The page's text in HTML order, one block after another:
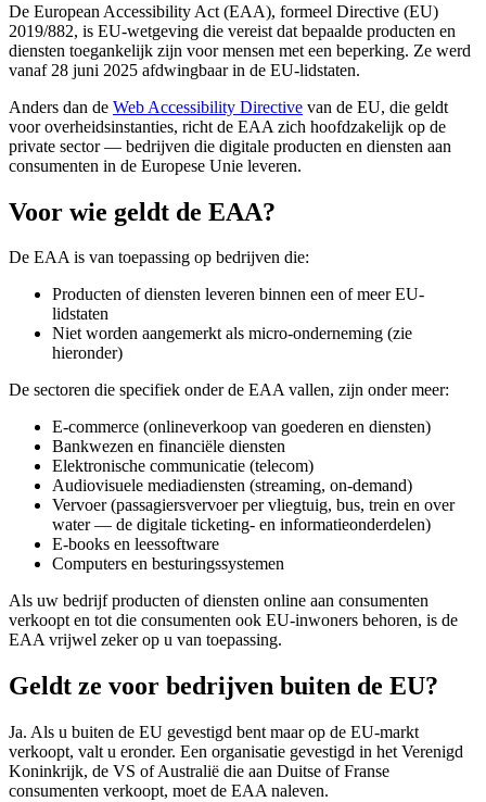
De European Accessibility Act (EAA), formeel Directive (EU)
2019/882, is EU-wetgeving die vereist dat bepaalde producten en
diensten toegankelijk zijn voor mensen met een beperking. Ze werd
vanaf 28 juni 2025 afdwingbaar in de EU-lidstaten.
Anders dan de Web Accessibility Directive van de EU, die geldt
voor overheidsinstanties, richt de EAA zich hoofdzakelijk op de
private sector — bedrijven die digitale producten en diensten aan
consumenten in de Europese Unie leveren.
Voor wie geldt de EAA?
De EAA is van toepassing op bedrijven die:
Producten of diensten leveren binnen een of meer EU-
lidstaten
Niet worden aangemerkt als micro-onderneming (zie
hieronder)
De sectoren die specifiek onder de EAA vallen, zijn onder meer:
E-commerce (onlineverkoop van goederen en diensten)
Bankwezen en financiële diensten
Elektronische communicatie (telecom)
Audiovisuele mediadiensten (streaming, on-demand)
Vervoer (passagiersvervoer per vliegtuig, bus, trein en over
water — de digitale ticketing- en informatieonderdelen)
E-books en leessoftware
Computers en besturingssystemen
Als uw bedrijf producten of diensten online aan consumenten
verkoopt en tot die consumenten ook EU-inwoners behoren, is de
EAA vrijwel zeker op u van toepassing.
Geldt ze voor bedrijven buiten de EU?
Ja. Als u buiten de EU gevestigd bent maar op de EU-markt
verkoopt, valt u eronder. Een organisatie gevestigd in het Verenigd
Koninkrijk, de VS of Australië die aan Duitse of Franse
consumenten verkoopt, moet de EAA naleven.